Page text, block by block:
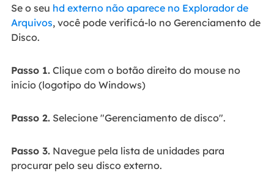
Se o seu hd externo não aparece no Explorador de
Arquivos, você pode verificá-lo no Gerenciamento de
Disco.
Passo 1.Clique com o botão direito do mouse no
início (logotipo do Windows)
Passo 2.Selecione "Gerenciamento de disco".
Passo 3.Navegue pela lista de unidades para
procurar pelo seu disco externo.